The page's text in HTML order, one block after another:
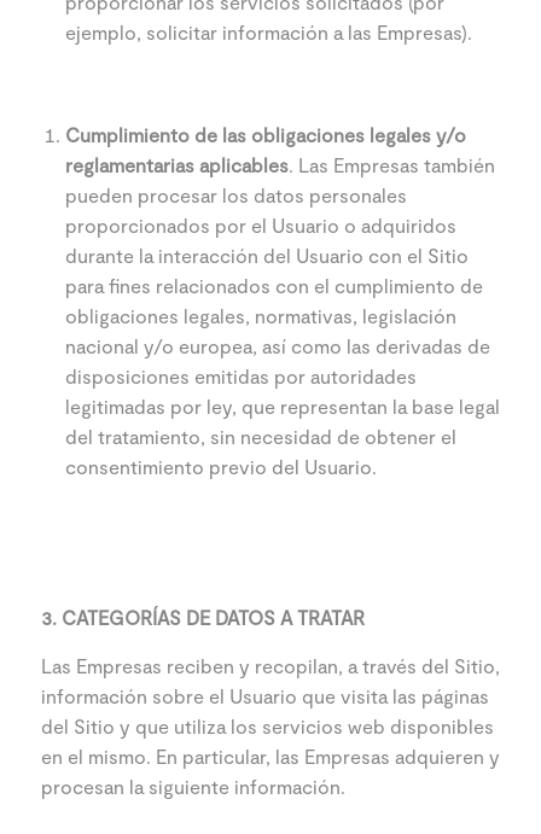
ejemplo, solicitar información a las Empresas).
Cumplimiento de las obligaciones legales y/o
reglamentarias aplicables. Las Empresas también
pueden procesar los datos personales
proporcionados por el Usuario o adquiridos
durante la interacción del Usuario con el Sitio
para fines relacionados con el cumplimiento de
obligaciones legales, normativas, legislación
nacional y/o europea, así como las derivadas de
disposiciones emitidas por autoridades
legitimadas por ley, que representan la base legal
del tratamiento, sin necesidad de obtener el
consentimiento previo del Usuario.
3. CATEGORÍAS DE DATOS A TRATAR
Las Empresas reciben y recopilan, a través del Sitio,
información sobre el Usuario que visita las páginas
del Sitio y que utiliza los servicios web disponibles
en el mismo. En particular, las Empresas adquieren y
procesan la siguiente información.